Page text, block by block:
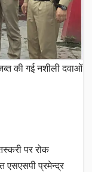
जब्त की गई नशीली दवाओं
पर रोक
एसएसपी प्रमेन्द्र